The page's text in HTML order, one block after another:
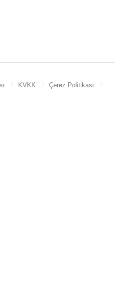
KVKK
Çerez Politikası